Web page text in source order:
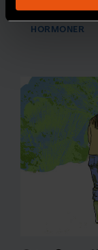
helst från
för sociala
vidarebefordrar
information från
annons- och
Dessa kan i sin
information
samlat in när
PREMIUM
HORMONER